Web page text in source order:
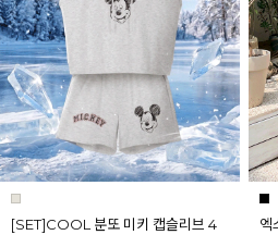
[SET]COOL 분또 미키 캡슬리브 4
엑